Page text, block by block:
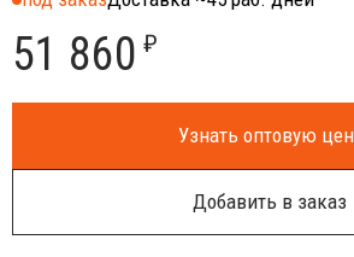
51 860 ₽
Узнать оптовую
Добавить в заказ